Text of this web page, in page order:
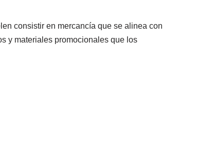
consistir en mercancía que se alinea con
y materiales promocionales que los